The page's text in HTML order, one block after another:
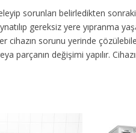
sorunları belirledikten
gereksiz yere yıpranma
cihazın sorunu yerinde
parçanın değişimi yapılır.